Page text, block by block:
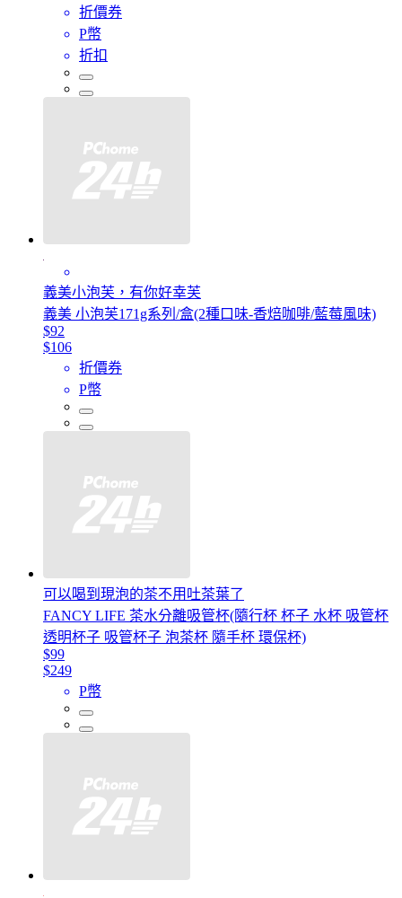
折價券
P幣
折扣
義美小泡芙，有你好幸芙
義美 小泡芙171g系列/盒(2種口味-香焙咖啡/藍莓風味)
$92
$106
折價券
P幣
可以喝到現泡的茶不用吐茶葉了
FANCY LIFE 茶水分離吸管杯(隨行杯 杯子 水杯 吸管杯
透明杯子 吸管杯子 泡茶杯 隨手杯 環保杯)
$99
$249
P幣